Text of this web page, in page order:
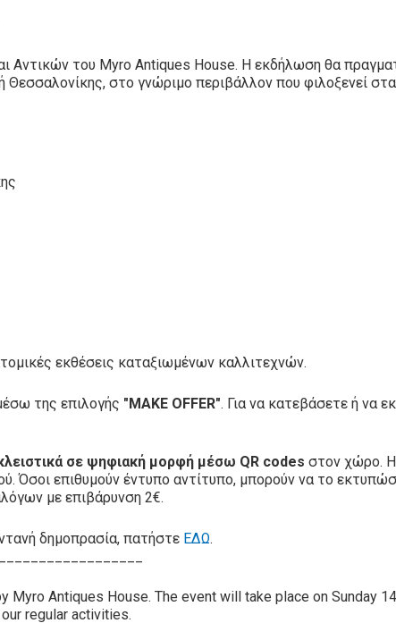
Αντικών του Myro Antiques House. Η εκδήλωση θα
στο γνώριμο περιβάλλον που φιλοξενεί
εκθέσεις καταξιωμένων καλλιτεχνών.
της επιλογής "MAKE OFFER". Για να κατεβάσετε ή να
σε ψηφιακή μορφή μέσω QR codes στον χώρο. Η
Όσοι επιθυμούν έντυπο αντίτυπο, μπορούν να το
με επιβάρυνση 2€.
δημοπρασία, πατήστε ΕΔΩ.
Myro Antiques House. The event will take place on Sunday
regular activities.